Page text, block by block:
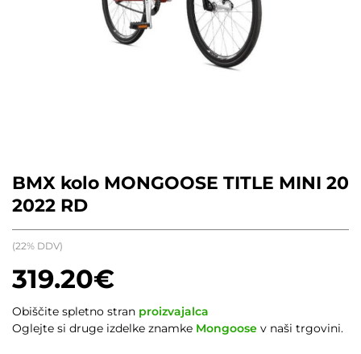
BMX kolo MONGOOSE TITLE MINI 20
2022 RD
319.20€
(22% DDV)
Obiščite spletno stran proizvajalca
Oglejte si druge izdelke znamke Mongoose v naši trgovini.